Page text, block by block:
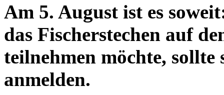
Am 5. August ist es
das Fischerstechen auf
teilnehmen möchte, sollte
anmelden.